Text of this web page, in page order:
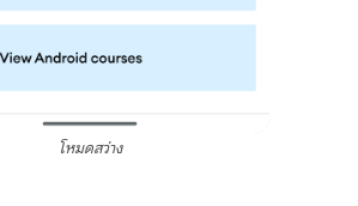
โหมดสว่าง